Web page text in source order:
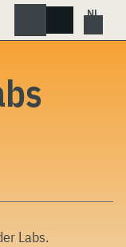
Labs.